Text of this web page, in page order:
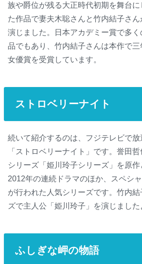
族や爵位が残る大正時代初期を舞台
た作品で妻夫木聡さんと竹内結子さ
演じました。日本アカデミー賞で多
品でもあり、竹内結子さんは本作で
女優賞を受賞しています。
ストロベリーナイト
続いて紹介するのは、フジテレビで
「ストロベリーナイト」です。誉田
シリーズ「姫川玲子シリーズ」を原作
2012年の連続ドラマのほか、スペシ
が行われた人気シリーズです。竹内
ズで主人公「姫川玲子」を演じました
ふしぎな岬の物語